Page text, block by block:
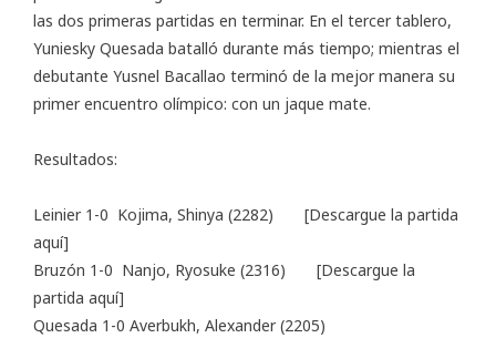
las dos primeras partidas en terminar. En el tercer tablero,
Yuniesky Quesada batalló durante más tiempo; mientras el
debutante Yusnel Bacallao terminó de la mejor manera su
primer encuentro olímpico: con un jaque mate.
Resultados:
Leinier 1-0 Kojima, Shinya (2282) [Descargue la partida
aquí]
Bruzón 1-0 Nanjo, Ryosuke (2316) [Descargue la
partida aquí]
Quesada 1-0 Averbukh, Alexander (2205)